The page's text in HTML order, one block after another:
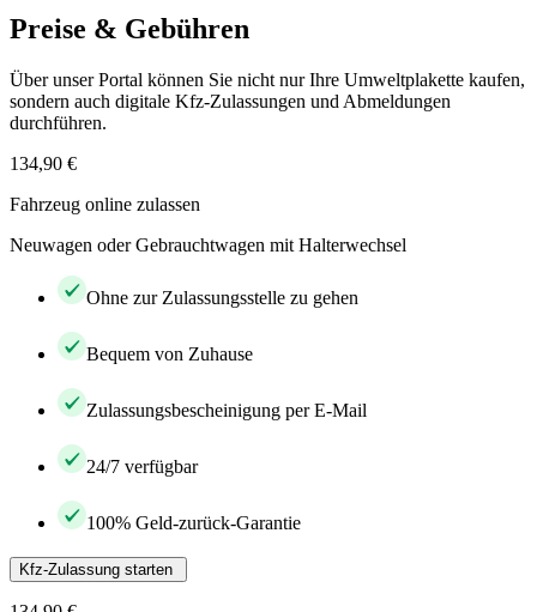
Preise & Gebühren
Über unser Portal können Sie nicht nur Ihre Umweltplakette kaufen,
sondern auch digitale Kfz-Zulassungen und Abmeldungen
durchführen.
134,90 €
Fahrzeug online zulassen
Neuwagen oder Gebrauchtwagen mit Halterwechsel
Ohne zur Zulassungsstelle zu gehen
Bequem von Zuhause
Zulassungsbescheinigung per E-Mail
24/7 verfügbar
100% Geld-zurück-Garantie
Kfz-Zulassung starten